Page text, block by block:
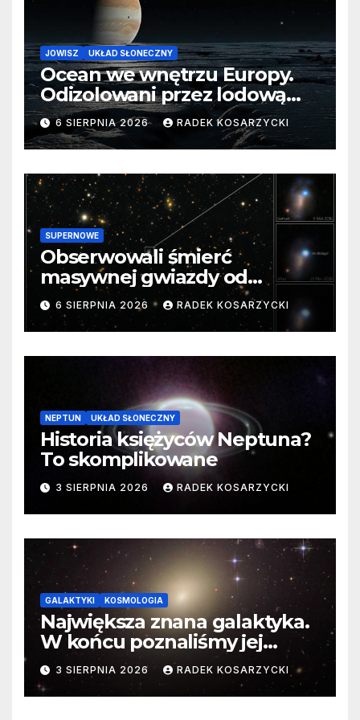
JOWISZ UKŁAD SŁONECZNY
Ocean we wnętrzu Europy.
Odizolowani przez lodową
barierę
6 SIERPNIA 2026 RADEK KOSARZYCKI
SUPERNOWE
Obserwowali śmierć
masywnej gwiazdy od
samego początku. Niezwykle
cenne dane
6 SIERPNIA 2026 RADEK KOSARZYCKI
NEPTUN UKŁAD SŁONECZNY
Historia księżyców Neptuna?
To skomplikowane
3 SIERPNIA 2026 RADEK KOSARZYCKI
GALAKTYKI KOSMOLOGIA
Największa znana galaktyka.
W końcu poznaliśmy jej
faktyczne wymiary
3 SIERPNIA 2026 RADEK KOSARZYCKI